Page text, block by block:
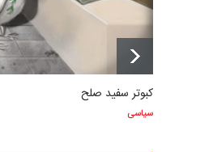
کبوتر سفید صلح
سیاسی